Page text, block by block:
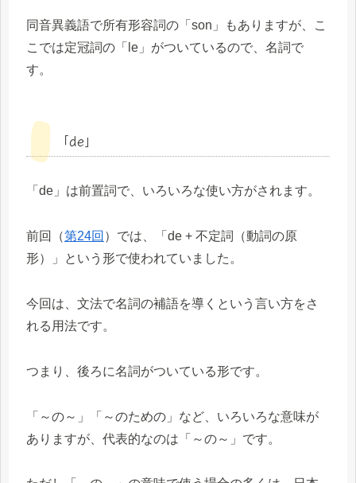
同音異義語で所有形容詞の「son」もありますが、こ
こでは定冠詞の「le」がついているので、名詞で
す。
「de」
「de」は前置詞で、いろいろな使い方がされます。
前回（第24回 ）では、「de + 不定詞（動詞の原
形）」という形で使われていました。
今回は、文法で名詞の補語を導くという言い方をさ
れる用法です。
つまり、後ろに名詞がついている形です。
「～の～」「～のための」など、いろいろな意味が
ありますが、代表的なのは「～の～」です。